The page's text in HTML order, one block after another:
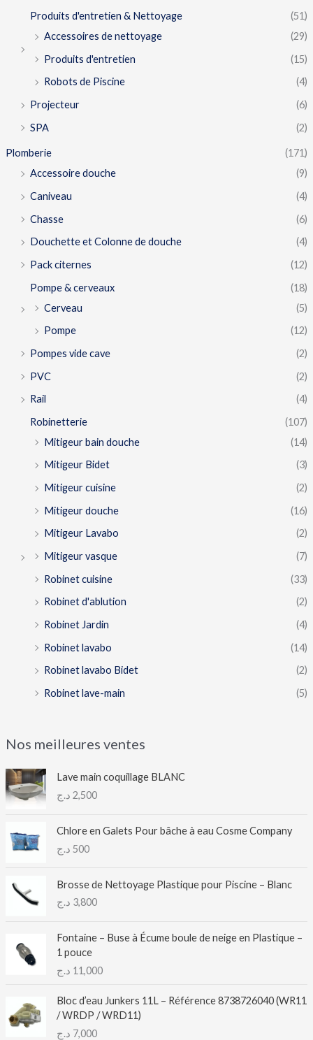
Produits d'entretien & Nettoyage
(51)
Accessoires de nettoyage
(29)
Produits d'entretien
(15)
Robots de Piscine
(4)
Projecteur
(6)
SPA
(2)
Plomberie
(171)
Accessoire douche
(9)
Caniveau
(4)
Chasse
(6)
Douchette et Colonne de douche
(4)
Pack citernes
(12)
Pompe & cerveaux
(18)
Cerveau
(5)
Pompe
(12)
Pompes vide cave
(2)
PVC
(2)
Rail
(4)
Robinetterie
(107)
Mitigeur bain douche
(14)
Mitigeur Bidet
(3)
Mitigeur cuisine
(2)
Mitigeur douche
(16)
Mitigeur Lavabo
(2)
Mitigeur vasque
(7)
Robinet cuisine
(33)
Robinet d'ablution
(2)
Robinet Jardin
(4)
Robinet lavabo
(14)
Robinet lavabo Bidet
(2)
Robinet lave-main
(5)
Nos meilleures ventes
Lave main coquillage BLANC
2,500 د.ج
Chlore en Galets Pour bâche à eau Cosme Company
500 د.ج
Brosse de Nettoyage Plastique pour Piscine – Blanc
3,800 د.ج
Fontaine – Buse à Écume boule de neige en Plastique –
1 pouce
11,000 د.ج
Bloc d’eau Junkers 11L – Référence 8738726040 (WR11
/ WRDP / WRD11)
7,000 د.ج